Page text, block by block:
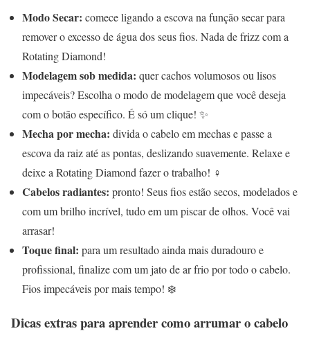
Modo Secar: comece ligando a escova na função secar para
remover o excesso de água dos seus fios. Nada de frizz com a
Rotating Diamond!
Modelagem sob medida: quer cachos volumosos ou lisos
impecáveis? Escolha o modo de modelagem que você deseja
com o botão específico. É só um clique! ✨
Mecha por mecha: divida o cabelo em mechas e passe a
escova da raiz até as pontas, deslizando suavemente. Relaxe e
deixe a Rotating Diamond fazer o trabalho! ‍♀️
Cabelos radiantes: pronto! Seus fios estão secos, modelados e
com um brilho incrível, tudo em um piscar de olhos. Você vai
arrasar!
Toque final: para um resultado ainda mais duradouro e
profissional, finalize com um jato de ar frio por todo o cabelo.
Fios impecáveis por mais tempo! ❄️
Dicas extras para aprender como arrumar o cabelo